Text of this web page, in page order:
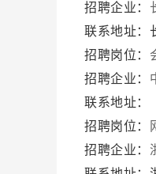
招聘企业：
联系地址：
招聘岗位：
招聘企业：
联系地址：
招聘岗位：
招聘企业：